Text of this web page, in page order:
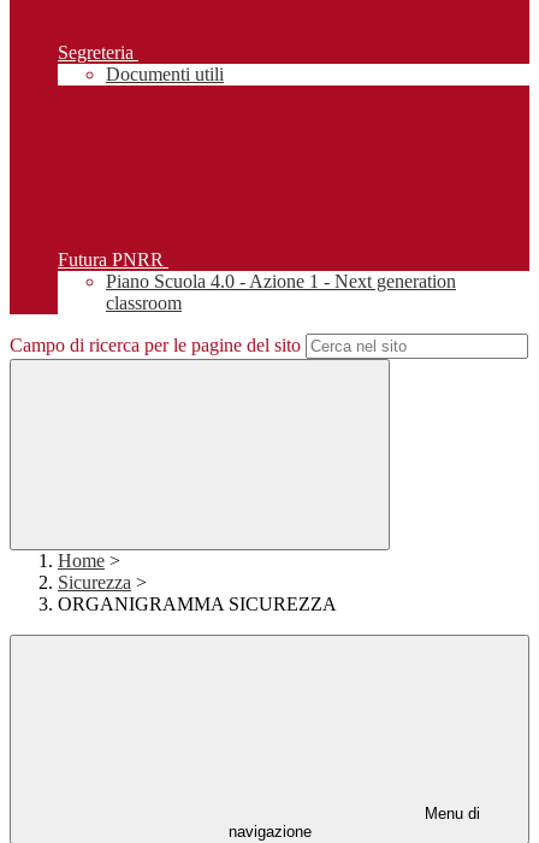
Segreteria
Documenti utili
Futura PNRR
Piano Scuola 4.0 - Azione 1 - Next generation
classroom
Campo di ricerca per le pagine del sito
Home >
Sicurezza >
ORGANIGRAMMA SICUREZZA
Menu di
navigazione